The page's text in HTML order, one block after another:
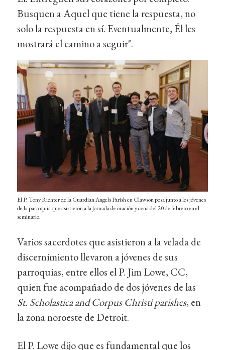
Busquen a Aquel que tiene la respuesta, no
solo la respuesta en sí. Eventualmente, Él les
mostrará el camino a seguir".
El P. Tony Richter de la Guardian Angels Parish en Clawson posa junto a los jóvenes
de la parroquia que asistieron a la jornada de oración y cena del 20 de febrero en el
seminario.
Varios sacerdotes que asistieron a la velada de
discernimiento llevaron a jóvenes de sus
parroquias, entre ellos el P. Jim Lowe, CC,
quien fue acompañado de dos jóvenes de las
St. Scholastica and Corpus Christi parishes, en
la zona noroeste de Detroit.
El P. Lowe dijo que es fundamental que los